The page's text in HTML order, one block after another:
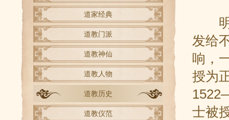
道家经典
道教门派
道教神仙
道教人物
道教历史
道教仪范
明
发给
响，
授为
士被